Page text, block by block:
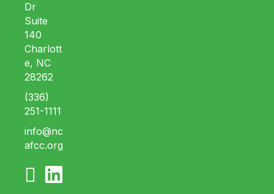
Dr
Suite
140
Charlott
e, NC
28262
(336)
251-1111
info@nc
afcc.org